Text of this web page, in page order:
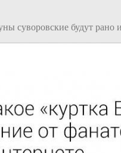
суворовские будут рано